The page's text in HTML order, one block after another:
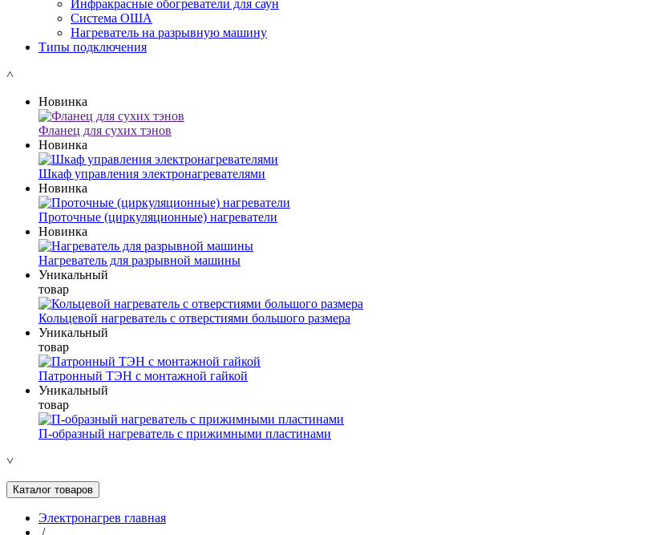
Инфракрасные обогреватели для саун
Система ОША
Нагреватель на разрывную машину
Типы подключения
˄
Новинка
Фланец для сухих тэнов
Новинка
Шкаф управления электронагревателями
Новинка
Проточные (циркуляционные) нагреватели
Новинка
Нагреватель для разрывной машины
Уникальный
товар
Кольцевой нагреватель с отверстиями большого размера
Уникальный
товар
Патронный ТЭН с монтажной гайкой
Уникальный
товар
П-образный нагреватель с прижимными пластинами
˅
Каталог товаров
Электронагрев главная
/